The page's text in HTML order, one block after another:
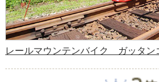
レールマウンテンバイク ガッタン